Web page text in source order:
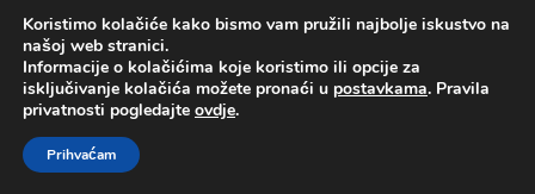
VIBRIRAJUĆI VALJAK VIZUALNO-TAKTILNI
DOMINO
Koristimo kolačiće kako bismo vam pružili najbolje iskustvo na
našoj web stranici.
Informacije o kolačićima koje koristimo ili opcije za
isključivanje kolačića možete pronaći u postavkama. Pravila
privatnosti pogledajte ovdje.
Prihvaćam